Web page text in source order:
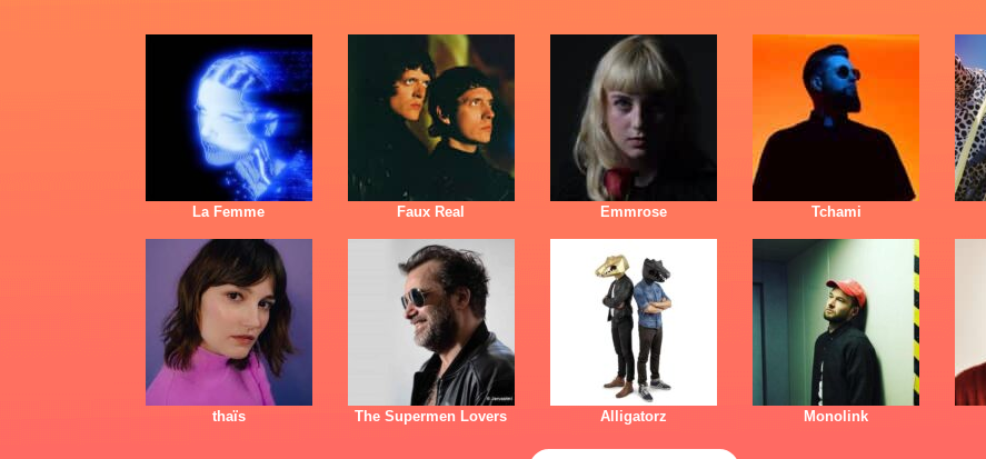
La Femme Faux Real Emmrose Tchami
thaïs The Supermen Lovers Alligatorz Monolink